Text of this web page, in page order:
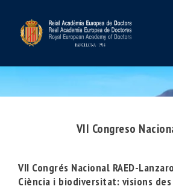
VII Congreso
VII Congrés Nacional RAED-
Ciència i biodiversitat: visions